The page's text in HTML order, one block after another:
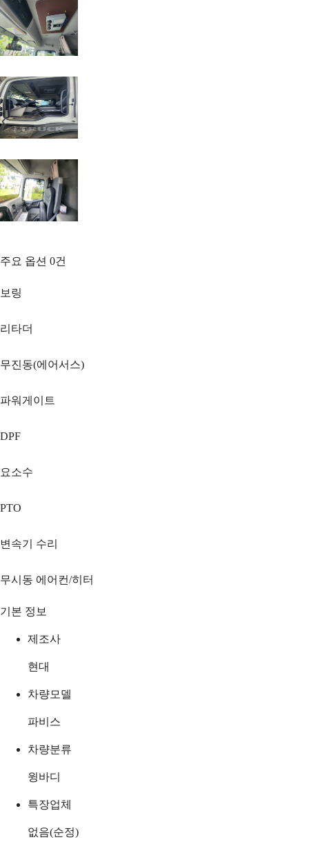
주요 옵션 0건
보링
리타더
무진동(에어서스)
파워게이트
DPF
요소수
PTO
변속기 수리
무시동 에어컨/히터
기본 정보
제조사
현대
차량모델
파비스
차량분류
윙바디
특장업체
없음(순정)